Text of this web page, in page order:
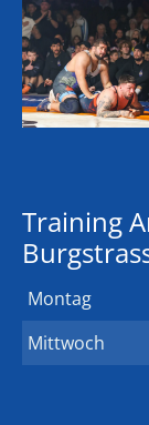
Training
Montag
Mittwoch